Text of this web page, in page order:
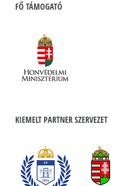
FŐ TÁMOGATÓ
KIEMELT PARTNER SZERVEZET